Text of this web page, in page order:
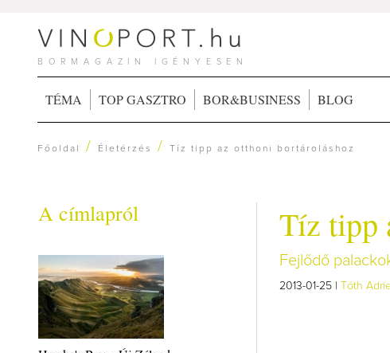
BORMAGAZIN IGÉNYESEN
TÉMA TOP GASZTRO BOR&BUSINESS BLOG
Főoldal / Életérzés /Tíz tipp az otthoni bortároláshoz
A címlapról Tíz tipp
Fejlődő
2013-01-25 | Tóth